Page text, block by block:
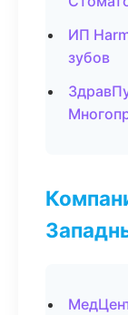
ИП
зубов